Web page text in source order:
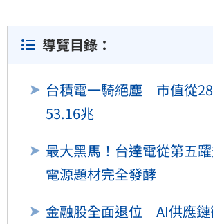
導覽目錄：
台積電一騎絕塵 市值從
53.16兆
最大黑馬！台達電從第五
電源題材完全發酵
金融股全面退位 AI供應鏈